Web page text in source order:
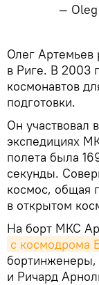
—
​Олег Артемьев
в Риге. В 2003
космонавтов
подготовки.
Он участвовал
экспедициях
полета была
секунды.
космос, общая
в открытом
На борт МКС
с космодрома
и Ричард